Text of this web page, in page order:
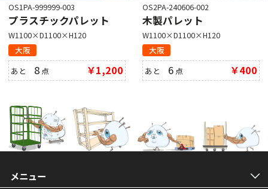
OS1PA-999999-003
プラスチックパレット
W1100×D1100×H120
大阪
あと 8 点 ￥1,200
OS2PA-240606-002
木製パレット
W1100×D1100×H120
大阪
あと 6 点 ￥400
メニュー